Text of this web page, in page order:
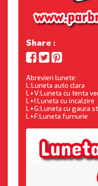
Share :
Abrevieri lunete:
L:Luneta auto clara
L+V:Luneta cu tenta
L+I:Luneta cu incalzire
L+G:Luneta cu gaura
L+F:Luneta fumurie